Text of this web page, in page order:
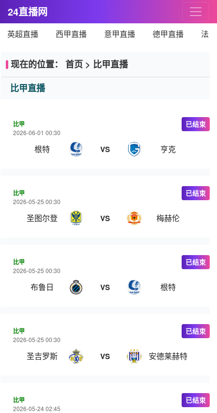
24直播网
英超直播 西甲直播 意甲直播 德甲直播 法
现在的位置： 首页 > 比甲直播
比甲直播
比甲
2026-06-01 00:30
根特 VS 亨克
已结束
比甲
2026-05-25 00:30
圣图尔登 VS 梅赫伦
已结束
比甲
2026-05-25 00:30
布鲁日 VS 根特
已结束
比甲
2026-05-25 00:30
圣吉罗斯 VS 安德莱赫特
已结束
比甲
2026-05-24 02:45
已结束